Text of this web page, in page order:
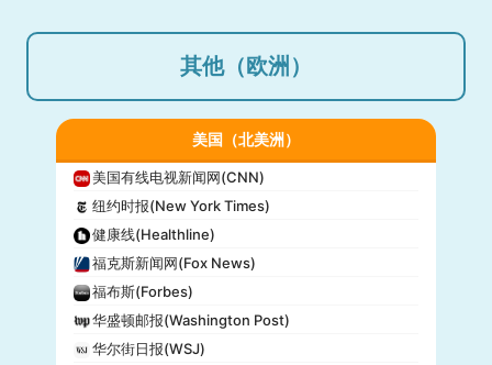
其他（欧洲）
美国（北美洲）
美国有线电视新闻网(CNN)
纽约时报(New York Times)
健康线(Healthline)
福克斯新闻网(Fox News)
福布斯(Forbes)
华盛顿邮报(Washington Post)
华尔街日报(WSJ)